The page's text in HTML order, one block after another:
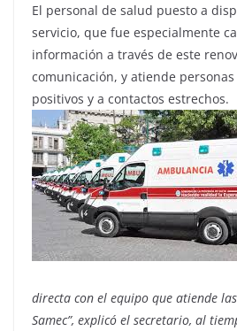
El personal de salud puesto a
servicio, que fue especialmente
información a través de este
comunicación, y atiende
positivos y a contactos estrechos.
directa con el equipo que atiende
Samec”, explicó el secretario, al